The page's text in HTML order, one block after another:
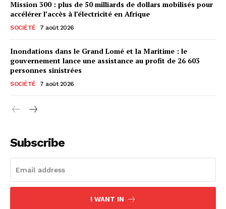
Mission 300 : plus de 50 milliards de dollars mobilisés pour
accélérer l’accès à l’électricité en Afrique
SOCIÉTÉ 7 août 2026
Inondations dans le Grand Lomé et la Maritime : le
gouvernement lance une assistance au profit de 26 603
personnes sinistrées
SOCIÉTÉ 7 août 2026
Subscribe
I WANT IN